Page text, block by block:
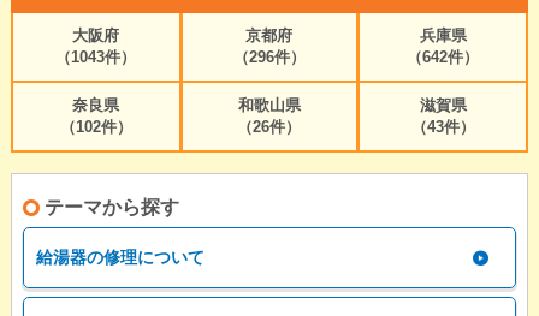
大阪府
（1043件）
京都府
（296件）
兵庫県
（642件）
奈良県
（102件）
和歌山県
（26件）
滋賀県
（43件）
テーマから探す
給湯器の修理について